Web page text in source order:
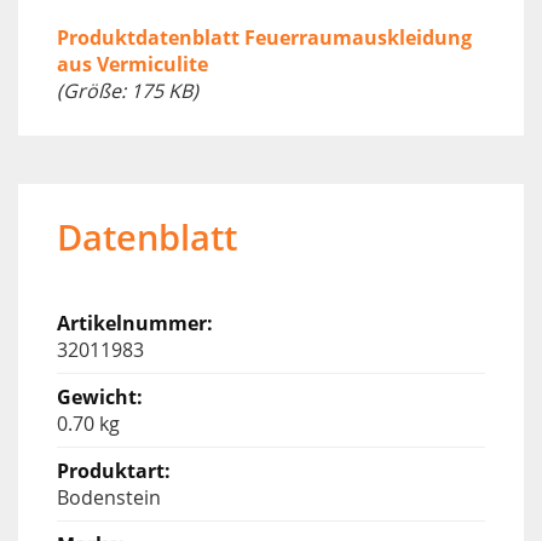
Produktdatenblatt Feuerraumauskleidung
aus Vermiculite
(Größe: 175 KB)
Datenblatt
32011983
0.70 kg
Bodenstein